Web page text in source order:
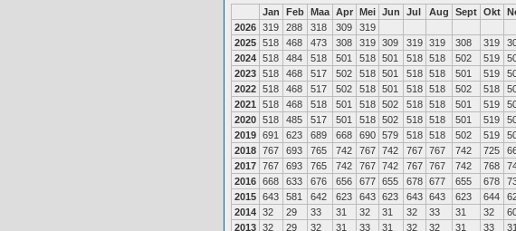
Jan
Feb Maa Apr Mei Jun Jul Aug Sept Okt
2026 319 288 318 309
319
2025 518 468 473 308 319 309 319 319 308 319
2024 518 484 518 501 518 501 518 518 502 519
2023 518 468 517 502 518 501 518 518 501 519
2022 518 468 517 502 518 501 518 518 502 518
2021
518 468 518 501 518 502 518 518 501 519
2020 518 485 517 501 518 502 518 518 501 519
2019 691 623 689 668 690 579 518 518 502 519
2018 767 693 765 742 767 742 767 767 742 725
2017 767 693 765 742 767 742 767 767 742 768
2016 668 633 676 656 677 655 678 677 655 678
2015 643 581 642 623 643 623 643 643 623 644
2014 32 29 33 31 32 31 32 33 31 32
2013 32 29 32 31 33 31 32 32 31 33 31